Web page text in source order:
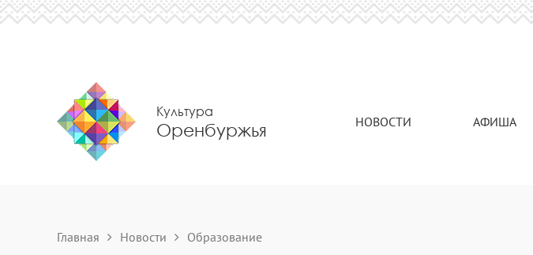
Культура
Оренбуржья НОВОСТИ АФИША
Главная Новости Образование